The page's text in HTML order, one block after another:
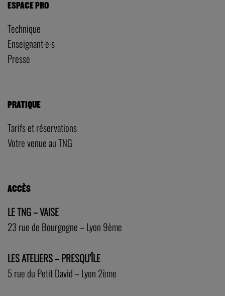
ESPACE PRO
Technique
Enseignant·e·s
Presse
PRATIQUE
Tarifs et réservations
Votre venue au TNG
ACCÈS
LE TNG – VAISE
23 rue de Bourgogne – Lyon 9ème
LES ATELIERS – PRESQU’ÎLE
5 rue du Petit David – Lyon 2ème